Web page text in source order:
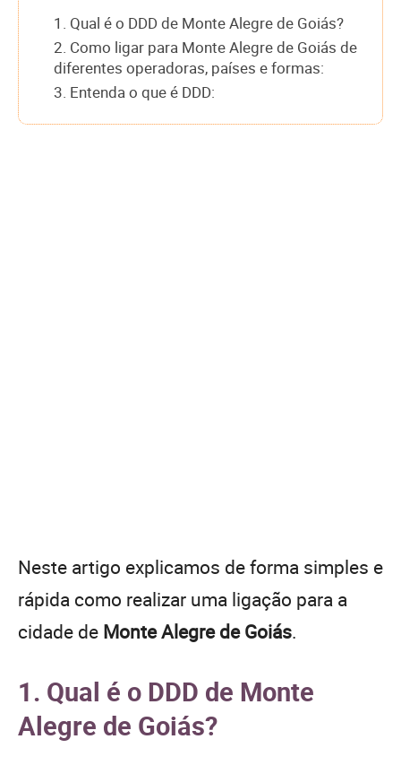
1. Qual é o DDD de Monte Alegre de Goiás?
2. Como ligar para Monte Alegre de Goiás de
diferentes operadoras, países e formas:
3. Entenda o que é DDD:
Neste artigo explicamos de forma simples e
rápida como realizar uma ligação para a
cidade de Monte Alegre de Goiás.
1. Qual é o DDD de Monte
Alegre de Goiás?